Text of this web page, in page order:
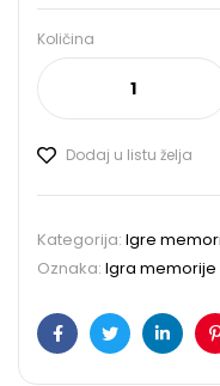
Količina
Dodaj u listu želja
Kategorija: Igre
Oznaka: Igra memorije
FacebookTwitter